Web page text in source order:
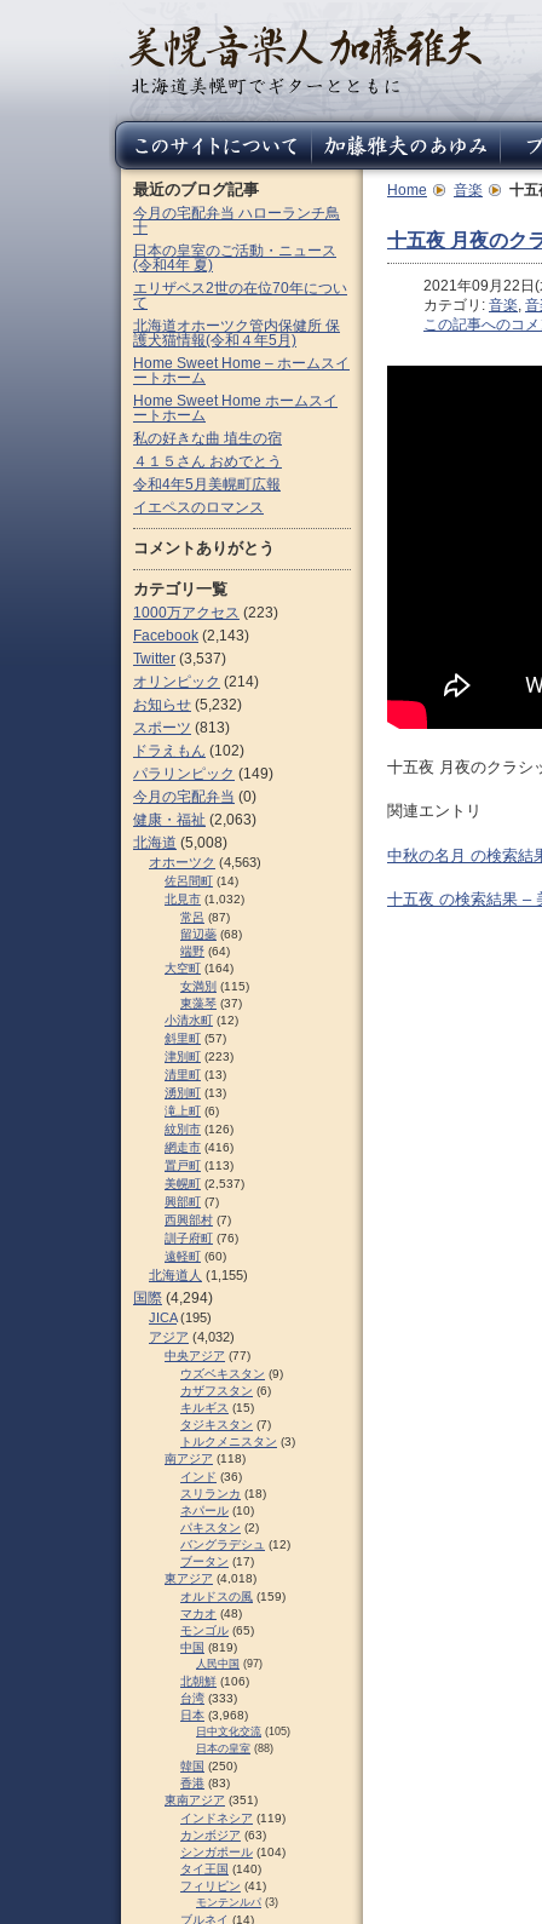
Home 音楽 十五
十五夜 月夜のク
2021年09月22日
カテゴリ: 音楽,
この記事へのコ
十五夜 月夜のクラシ
関連エントリ
中秋の名月 の検索結
十五夜 の検索結果 –
最近のブログ記事
今月の宅配弁当 ハローランチ鳥
十
日本の皇室のご活動・ニュース
(令和4年 夏)
エリザベス2世の在位70年につい
て
北海道オホーツク管内保健所 保
護犬猫情報(令和４年5月)
Home Sweet Home – ホームスイ
ートホーム
Home Sweet Home ホームスイ
ートホーム
私の好きな曲 埴生の宿
４１５さん おめでとう
令和4年5月美幌町広報
イエペスのロマンス
コメントありがとう
カテゴリ一覧
1000万アクセス (223)
Facebook (2,143)
Twitter (3,537)
オリンピック (214)
お知らせ (5,232)
スポーツ (813)
ドラえもん (102)
パラリンピック (149)
今月の宅配弁当 (0)
健康・福祉 (2,063)
北海道 (5,008)
オホーツク (4,563)
佐呂間町 (14)
北見市 (1,032)
常呂 (87)
留辺蘂 (68)
端野 (64)
大空町 (164)
女満別 (115)
東藻琴 (37)
小清水町 (12)
斜里町 (57)
津別町 (223)
清里町 (13)
湧別町 (13)
滝上町 (6)
紋別市 (126)
網走市 (416)
置戸町 (113)
美幌町 (2,537)
興部町 (7)
西興部村 (7)
訓子府町 (76)
遠軽町 (60)
北海道人 (1,155)
国際 (4,294)
JICA(195)
アジア (4,032)
中央アジア (77)
ウズベキスタン (9)
カザフスタン (6)
キルギス (15)
タジキスタン (7)
トルクメニスタン (3)
南アジア (118)
インド (36)
スリランカ (18)
ネパール (10)
パキスタン (2)
バングラデシュ (12)
ブータン (17)
東アジア (4,018)
オルドスの風 (159)
マカオ (48)
モンゴル (65)
中国 (819)
人民中国 (97)
北朝鮮 (106)
台湾 (333)
日本 (3,968)
日中文化交流 (105)
日本の皇室 (88)
韓国 (250)
香港 (83)
東南アジア (351)
インドネシア (119)
カンボジア (63)
シンガポール (104)
タイ王国 (140)
フィリピン (41)
モンテンルパ (3)
ブルネイ (14)